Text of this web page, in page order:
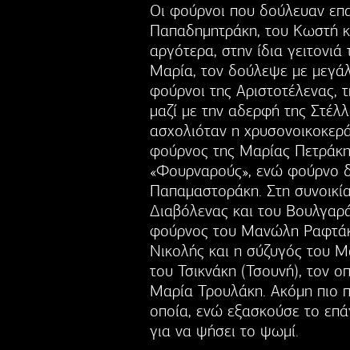
Οι φούρνοι που δούλευαν
Παπαδημητράκη, του Κωστή
αργότερα, στην ίδια
Μαρία, τον δούλεψε με
φούρνοι της Αριστοτέλενας,
μαζί με την αδερφή της
ασχολιόταν η
φούρνος της Μαρίας
«Φουρναρούς», ενώ φούρνο
Παπαμαστοράκη. Στη
Διαβόλενας και του
φούρνος του Μανώλη
Νικολής και η σύζυγός του
του Τσικνάκη (Τσουνή), τον
Μαρία Τρουλάκη. Ακόμη πιο
οποία, ενώ εξασκούσε το
για να ψήσει το ψωμί.